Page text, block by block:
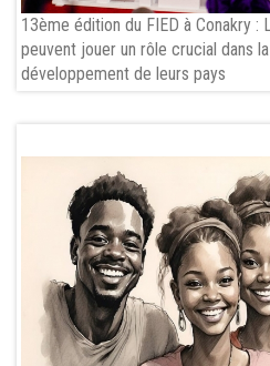
13ème édition du FIED à Conakry :
peuvent jouer un rôle crucial dans
développement de leurs pays